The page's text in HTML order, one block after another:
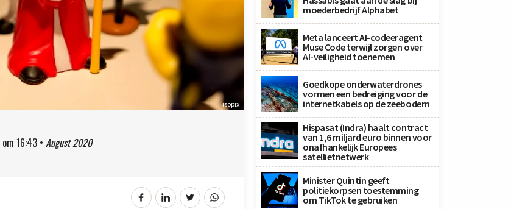
isopix
om 16:43 • August 2020
moederbedrijf Alphabet
Meta lanceert AI-codeeragent
Muse Code terwijl zorgen over
AI-veiligheid toenemen
Goedkope onderwaterdrones
vormen een bedreiging voor de
internetkabels op de zeebodem
Hispasat (Indra) haalt contract
van 1,6 miljard euro binnen voor
onafhankelijk Europees
satellietnetwerk
Minister Quintin geeft
politiekorpsen toestemming
om TikTok te gebruiken